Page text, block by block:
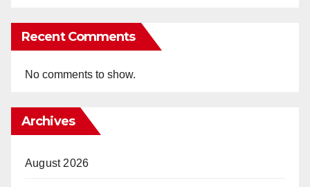
Recent Comments
No comments to show.
Archives
August 2026